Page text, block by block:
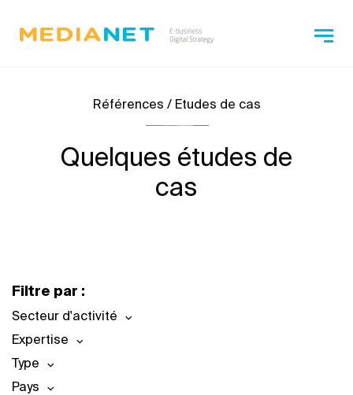
Références / Etudes de cas
Quelques études de
cas
Filtre par :
Secteur d'activité
Expertise
Type
Pays